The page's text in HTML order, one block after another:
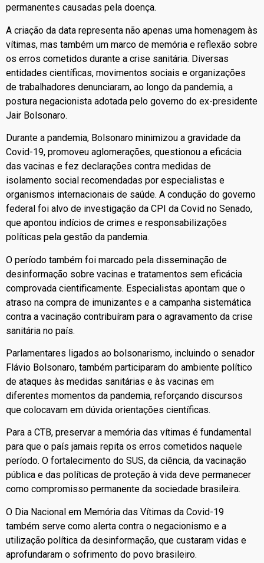
permanentes causadas pela doença.
A criação da data representa não apenas uma homenagem às
vítimas, mas também um marco de memória e reflexão sobre
os erros cometidos durante a crise sanitária. Diversas
entidades científicas, movimentos sociais e organizações
de trabalhadores denunciaram, ao longo da pandemia, a
postura negacionista adotada pelo governo do ex-presidente
Jair Bolsonaro.
Durante a pandemia, Bolsonaro minimizou a gravidade da
Covid-19, promoveu aglomerações, questionou a eficácia
das vacinas e fez declarações contra medidas de
isolamento social recomendadas por especialistas e
organismos internacionais de saúde. A condução do governo
federal foi alvo de investigação da CPI da Covid no Senado,
que apontou indícios de crimes e responsabilizações
políticas pela gestão da pandemia.
O período também foi marcado pela disseminação de
desinformação sobre vacinas e tratamentos sem eficácia
comprovada cientificamente. Especialistas apontam que o
atraso na compra de imunizantes e a campanha sistemática
contra a vacinação contribuíram para o agravamento da crise
sanitária no país.
Parlamentares ligados ao bolsonarismo, incluindo o senador
Flávio Bolsonaro, também participaram do ambiente político
de ataques às medidas sanitárias e às vacinas em
diferentes momentos da pandemia, reforçando discursos
que colocavam em dúvida orientações científicas.
Para a CTB, preservar a memória das vítimas é fundamental
para que o país jamais repita os erros cometidos naquele
período. O fortalecimento do SUS, da ciência, da vacinação
pública e das políticas de proteção à vida deve permanecer
como compromisso permanente da sociedade brasileira.
O Dia Nacional em Memória das Vítimas da Covid-19
também serve como alerta contra o negacionismo e a
utilização política da desinformação, que custaram vidas e
aprofundaram o sofrimento do povo brasileiro.